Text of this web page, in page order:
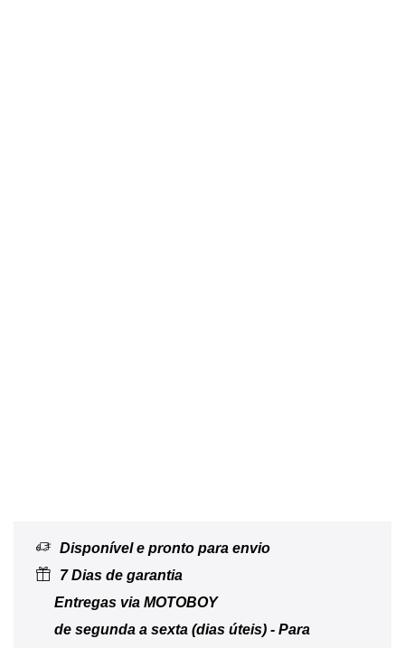
Disponível e pronto para envio
7 Dias de garantia
Entregas via MOTOBOY
de segunda a sexta (dias úteis) - Para